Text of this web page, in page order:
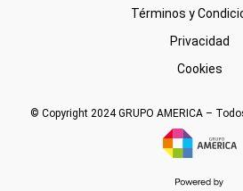
Términos y
Privacidad
Cookies
© Copyright 2024 GRUPO AMERICA –